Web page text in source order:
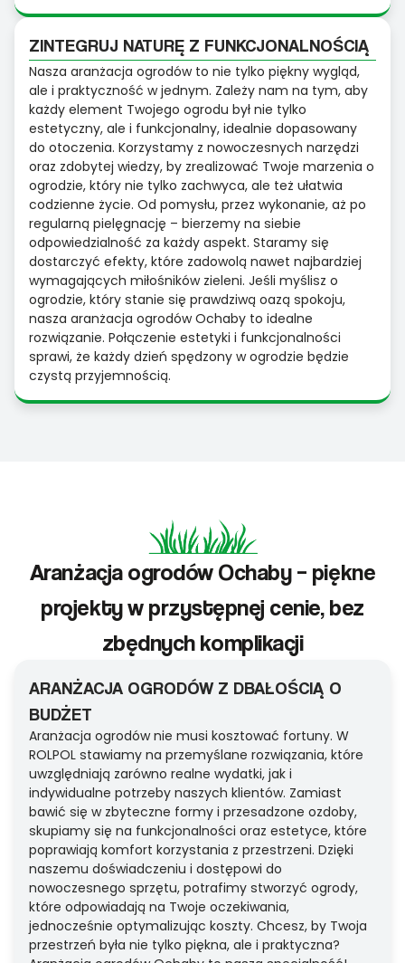
ZINTEGRUJ NATURĘ Z FUNKCJONALNOŚCIĄ
Nasza aranżacja ogrodów to nie tylko piękny wygląd,
ale i praktyczność w jednym. Zależy nam na tym, aby
każdy element Twojego ogrodu był nie tylko
estetyczny, ale i funkcjonalny, idealnie dopasowany
do otoczenia. Korzystamy z nowoczesnych narzędzi
oraz zdobytej wiedzy, by zrealizować Twoje marzenia o
ogrodzie, który nie tylko zachwyca, ale też ułatwia
codzienne życie. Od pomysłu, przez wykonanie, aż po
regularną pielęgnację – bierzemy na siebie
odpowiedzialność za każdy aspekt. Staramy się
dostarczyć efekty, które zadowolą nawet najbardziej
wymagających miłośników zieleni. Jeśli myślisz o
ogrodzie, który stanie się prawdziwą oazą spokoju,
nasza aranżacja ogrodów Ochaby to idealne
rozwiązanie. Połączenie estetyki i funkcjonalności
sprawi, że każdy dzień spędzony w ogrodzie będzie
czystą przyjemnością.
Aranżacja ogrodów Ochaby – piękne
projekty w przystępnej cenie, bez
zbędnych komplikacji
ARANŻACJA OGRODÓW Z DBAŁOŚCIĄ O
BUDŻET
Aranżacja ogrodów nie musi kosztować fortuny. W
ROLPOL stawiamy na przemyślane rozwiązania, które
uwzględniają zarówno realne wydatki, jak i
indywidualne potrzeby naszych klientów. Zamiast
bawić się w zbyteczne formy i przesadzone ozdoby,
skupiamy się na funkcjonalności oraz estetyce, które
poprawiają komfort korzystania z przestrzeni. Dzięki
naszemu doświadczeniu i dostępowi do
nowoczesnego sprzętu, potrafimy stworzyć ogrody,
które odpowiadają na Twoje oczekiwania,
jednocześnie optymalizując koszty. Chcesz, by Twoja
przestrzeń była nie tylko piękna, ale i praktyczna?